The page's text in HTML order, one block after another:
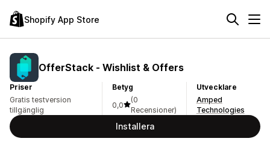
Shopify App Store
OfferStack ‑ Wishlist & Offers
Priser
Gratis testversion
tillgänglig
Betyg
0,0
(0
Recensioner)
Utvecklare
Amped
Technologies
Installera